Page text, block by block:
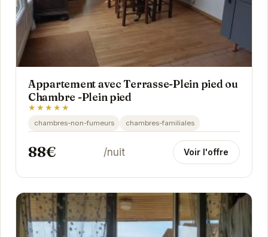
Appartement avec Terrasse-Plein pied ou
Chambre -Plein pied
★★★★★
chambres-non-fumeurs chambres-familiales
88€ /nuit Voir l'offre